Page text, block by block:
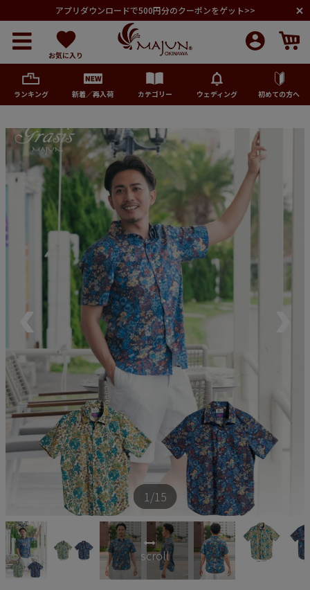
アプリダウンロードで500円分のクーポンをゲット>>
お気に入り
ランキング 新着／再入荷 カテゴリー ウェディング 初めての方へ
メンズ
レディース
キッズ
ペア商品
新商品
再入荷商品
アウトレット
サイズから探す
レーベルから探す
1 /15
scroll